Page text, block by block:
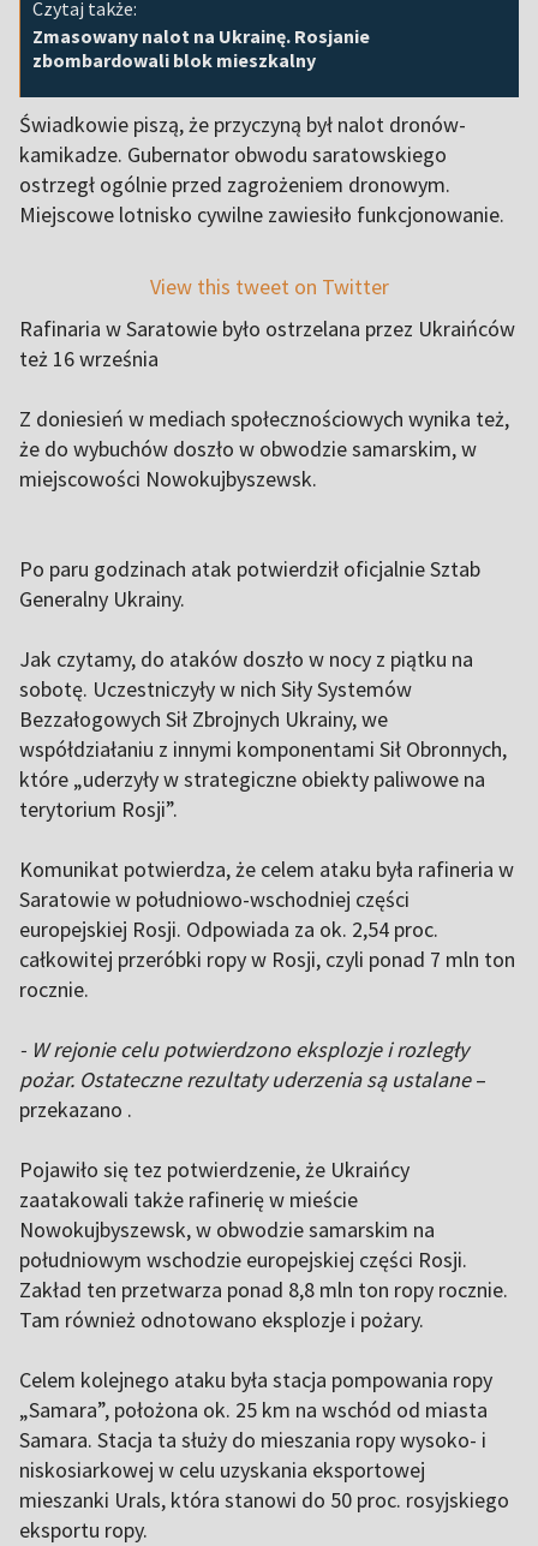
Czytaj także:
Zmasowany nalot na Ukrainę. Rosjanie
zbombardowali blok mieszkalny
Świadkowie piszą, że przyczyną był nalot dronów-
kamikadze. Gubernator obwodu saratowskiego
ostrzegł ogólnie przed zagrożeniem dronowym.
Miejscowe lotnisko cywilne zawiesiło funkcjonowanie.
View this tweet on Twitter
Rafinaria w Saratowie było ostrzelana przez Ukraińców
też 16 września
Z doniesień w mediach społecznościowych wynika też,
że do wybuchów doszło w obwodzie samarskim, w
miejscowości Nowokujbyszewsk.
Po paru godzinach atak potwierdził oficjalnie Sztab
Generalny Ukrainy.
Jak czytamy, do ataków doszło w nocy z piątku na
sobotę. Uczestniczyły w nich Siły Systemów
Bezzałogowych Sił Zbrojnych Ukrainy, we
współdziałaniu z innymi komponentami Sił Obronnych,
które „uderzyły w strategiczne obiekty paliwowe na
terytorium Rosji”.
Komunikat potwierdza, że celem ataku była rafineria w
Saratowie w południowo-wschodniej części
europejskiej Rosji. Odpowiada za ok. 2,54 proc.
całkowitej przeróbki ropy w Rosji, czyli ponad 7 mln ton
rocznie.
- W rejonie celu potwierdzono eksplozje i rozległy
pożar. Ostateczne rezultaty uderzenia są ustalane–
przekazano .
Pojawiło się tez potwierdzenie, że Ukraińcy
zaatakowali także rafinerię w mieście
Nowokujbyszewsk, w obwodzie samarskim na
południowym wschodzie europejskiej części Rosji.
Zakład ten przetwarza ponad 8,8 mln ton ropy rocznie.
Tam również odnotowano eksplozje i pożary.
Celem kolejnego ataku była stacja pompowania ropy
„Samara”, położona ok. 25 km na wschód od miasta
Samara. Stacja ta służy do mieszania ropy wysoko- i
niskosiarkowej w celu uzyskania eksportowej
mieszanki Urals, która stanowi do 50 proc. rosyjskiego
eksportu ropy.